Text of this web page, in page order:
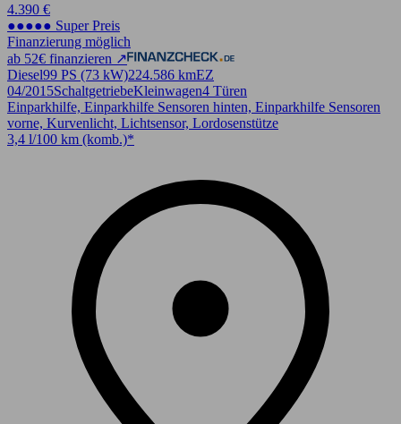
4.390 €
●●●●● Super Preis
Finanzierung möglich
ab 52€ finanzieren ↗
Diesel99 PS (73 kW)224.586 kmEZ
04/2015SchaltgetriebeKleinwagen4 Türen
Einparkhilfe, Einparkhilfe Sensoren hinten, Einparkhilfe Sensoren
vorne, Kurvenlicht, Lichtsensor, Lordosenstütze
3,4 l/100 km (komb.)*